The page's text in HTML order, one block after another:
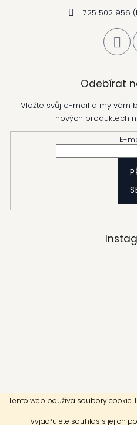
Tento web používá soubory
vyjadřujete souhlas s jejich
725 502 956
Odebírat
Vložte svůj e-mail a my vám
nových produktech
E-
Sledovat na